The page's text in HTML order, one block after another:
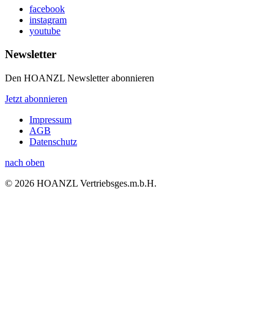
facebook
instagram
youtube
Newsletter
Den HOANZL Newsletter abonnieren
Jetzt abonnieren
Impressum
AGB
Datenschutz
nach oben
© 2026 HOANZL Vertriebsges.m.b.H.